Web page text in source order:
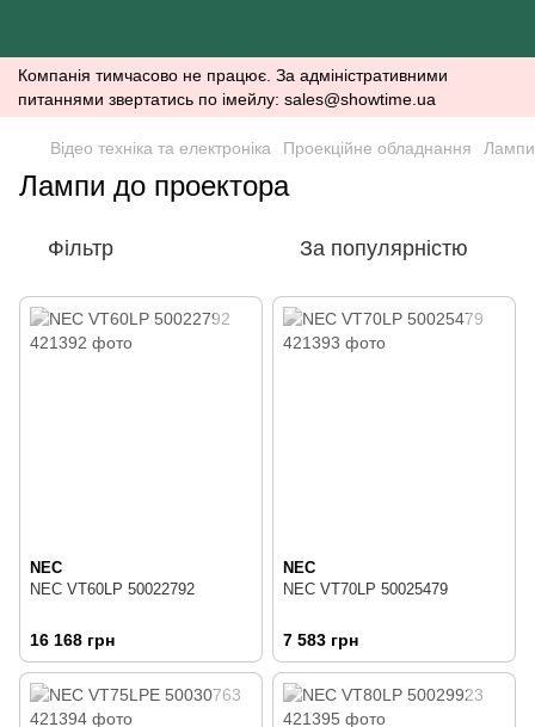
Компанія тимчасово не працює. За адміністративними
питаннями звертатись по імейлу: sales@showtime.ua
Відео техніка та електроніка Проекційне обладнання
Лампи до проектора
Фільтр За популярністю
NEC
NEC VT60LP 50022792
16 168 грн
NEC
NEC VT70LP 50025479
7 583 грн